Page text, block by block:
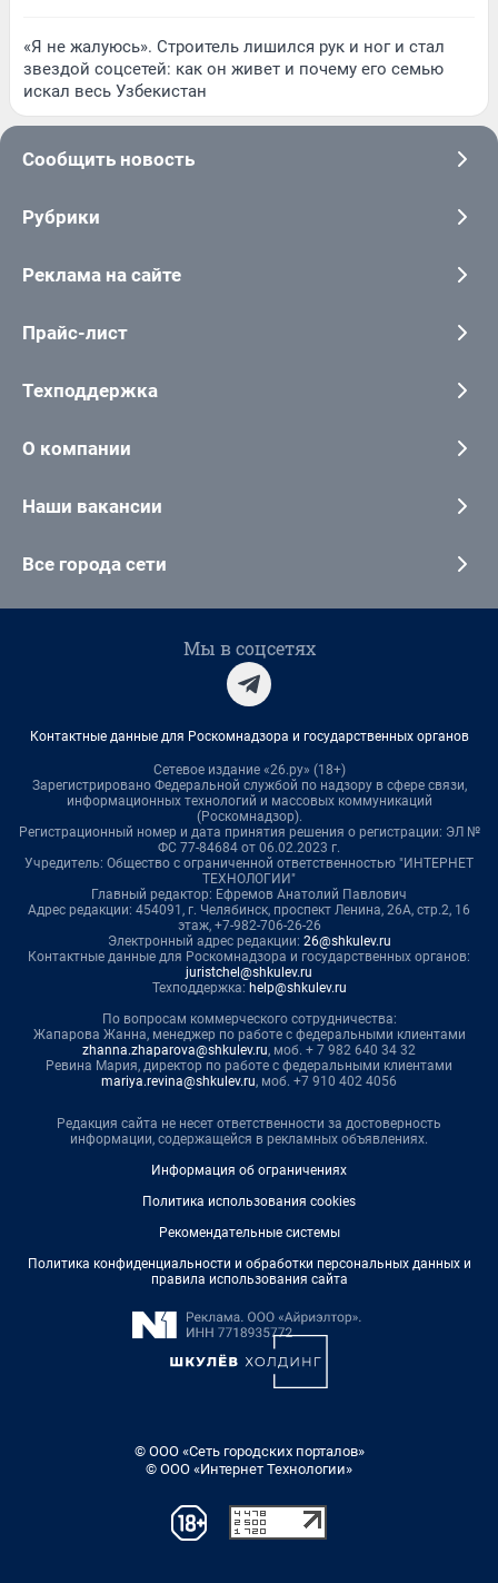
«Я не жалуюсь». Строитель лишился рук и ног и стал
звездой соцсетей: как он живет и почему его семью
искал весь Узбекистан
Сообщить новость
Рубрики
Реклама на сайте
Прайс-лист
Техподдержка
О компании
Наши вакансии
Все города сети
Мы в соцсетях
Контактные данные для Роскомнадзора и государственных органов
Сетевое издание «26.ру» (18+)
Зарегистрировано Федеральной службой по надзору в сфере связи,
информационных технологий и массовых коммуникаций
(Роскомнадзор).
Регистрационный номер и дата принятия решения о регистрации: ЭЛ №
ФС 77-84684 от 06.02.2023 г.
Учредитель: Общество с ограниченной ответственностью "ИНТЕРНЕТ
ТЕХНОЛОГИИ"
Главный редактор: Ефремов Анатолий Павлович
Адрес редакции: 454091, г. Челябинск, проспект Ленина, 26А, стр.2, 16
этаж, +7-982-706-26-26
Электронный адрес редакции: 26@shkulev.ru
Контактные данные для Роскомнадзора и государственных органов:
juristchel@shkulev.ru
Техподдержка: help@shkulev.ru
По вопросам коммерческого сотрудничества:
Жапарова Жанна, менеджер по работе с федеральными клиентами
zhanna.zhaparova@shkulev.ru, моб. + 7 982 640 34 32
Ревина Мария, директор по работе с федеральными клиентами
mariya.revina@shkulev.ru, моб. +7 910 402 4056
Редакция сайта не несет ответственности за достоверность
информации, содержащейся в рекламных объявлениях.
Информация об ограничениях
Политика использования cookies
Рекомендательные системы
Политика конфиденциальности и обработки персональных данных и
правила использования сайта
© ООО «Сеть городских порталов»
© ООО «Интернет Технологии»